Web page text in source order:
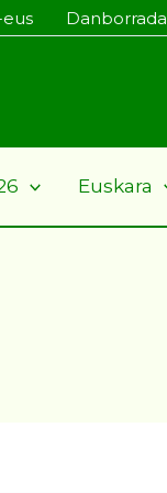
Danborrada
Euskara